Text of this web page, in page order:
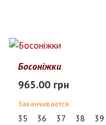
Босоніжки
965.00 грн
Заканчивается
35 36 37 38 39